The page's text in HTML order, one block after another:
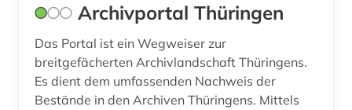
geschichte &lt;1475-1700&gt; (1)
geschichte 1073-1085 (1)
Archivportal Thüringen
Das Portal ist ein Wegweiser zur
breitgefächerten Archivlandschaft Thüringens.
Es dient dem umfassenden Nachweis der
Bestände in den Archiven Thüringens. Mittels